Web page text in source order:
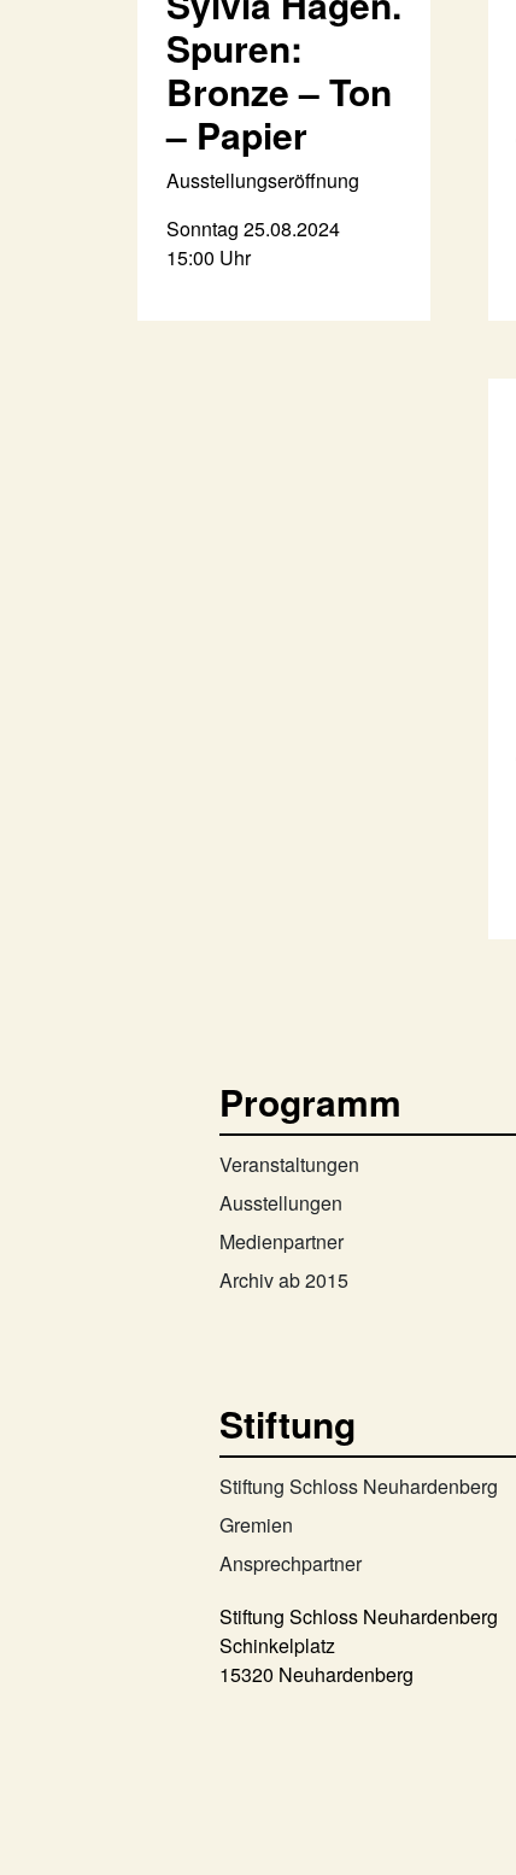
Spuren:
Bronze – Ton
– Papier
Ausstellungseröffnung
Sonntag 25.08.2024
15:00 Uhr
Programm
Veranstaltungen
Ausstellungen
Medienpartner
Archiv ab 2015
Stiftung
Stiftung Schloss Neuhardenberg
Gremien
Ansprechpartner
Stiftung Schloss Neuhardenberg
Schinkelplatz
15320 Neuhardenberg